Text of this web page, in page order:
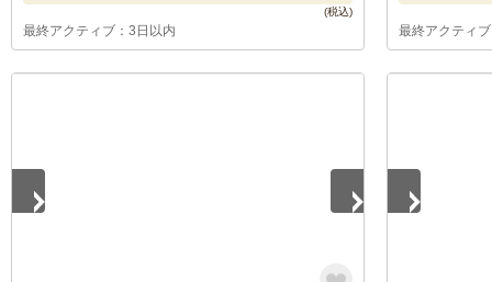
最終アクティブ：3日以内 最終アクティ